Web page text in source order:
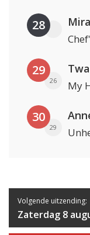
28
29
26 My
30
29
Volgende uitzending:
Zaterdag 8